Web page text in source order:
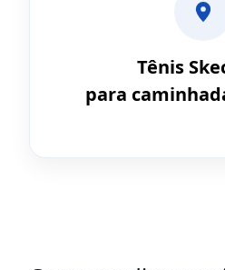
Tênis
para